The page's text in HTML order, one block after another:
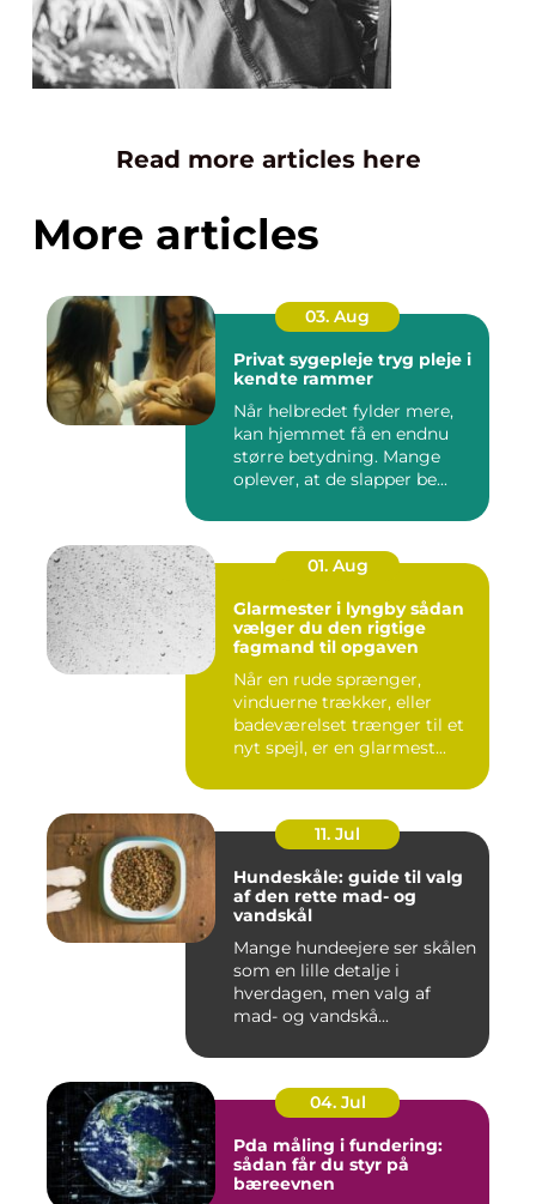
Read more articles here
More articles
03. Aug
Privat sygepleje tryg pleje i
kendte rammer
Når helbredet fylder mere,
kan hjemmet få en endnu
større betydning. Mange
oplever, at de slapper be...
01. Aug
Glarmester i lyngby sådan
vælger du den rigtige
fagmand til opgaven
Når en rude sprænger,
vinduerne trækker, eller
badeværelset trænger til et
nyt spejl, er en glarmest...
11. Jul
Hundeskåle: guide til valg
af den rette mad- og
vandskål
Mange hundeejere ser skålen
som en lille detalje i
hverdagen, men valg af
mad- og vandskå...
04. Jul
Pda måling i fundering:
sådan får du styr på
bæreevnen